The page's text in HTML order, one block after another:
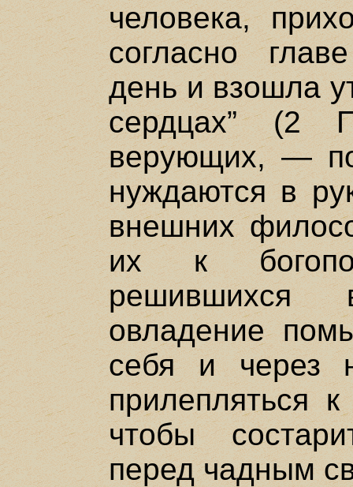
человека,
согласно
день и взошла
сердцах” (2
верующих, —
нуждаются в
внешних
их к
решившихся
овладение
себя и через
прилепляться
чтобы
перед чадным